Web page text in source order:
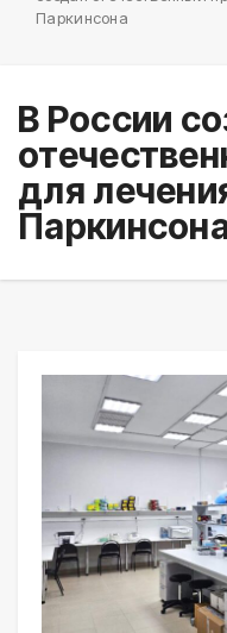
Паркинсона
В России
для